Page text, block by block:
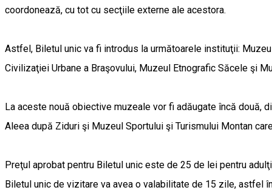
coordonează, cu tot cu secţiile externe ale acestora.
Astfel, Biletul unic va fi introdus la următoarele instituţii:
Civilizaţiei Urbane a Braşovului, Muzeul Etnografic Săcele şi
La aceste nouă obiective muzeale vor fi adăugate încă două,
Aleea după Ziduri şi Muzeul Sportului şi Turismului Montan
Preţul aprobat pentru Biletul unic este de 25 de lei pentru
Biletul unic de vizitare va avea o valabilitate de 15 zile, astfel